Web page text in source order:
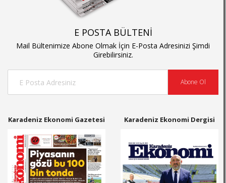
E POSTA BÜLTENİ
Mail Bültenimize Abone Olmak İçin E-Posta Adresinizi Şimdi
Girebilirsiniz.
Abone Ol
Karadeniz Ekonomi Gazetesi Karadeniz Ekonomi Dergisi